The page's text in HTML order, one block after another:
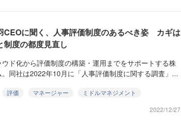
CEOに聞く、人事評価制度のあるべき姿 カギは
制度の都度見直し
ド化から評価制度の構築・運用までをサポートする株
同社は2022年10月に「人事評価制度に関する調査」...
評価 マネージャー
ミドルマネジメント
2022/12/27